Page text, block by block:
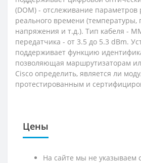
(DOM) - отслеживание
реального времени (температуры,
напряжения и т.д.). Тип кабеля -
передатчика - от 3.5 до 5.3 dBm.
поддерживает функцию
позволяющая маршрутизаторам
Cisco определить, является ли
протестированным и
Цены
На сайте мы не указываем